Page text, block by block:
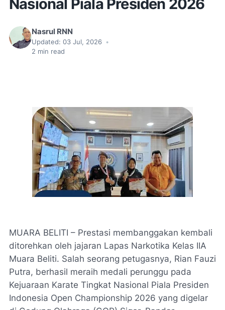
Nasional Piala Presiden 2026
Nasrul RNN
Updated: 03 Jul, 2026 •
2 min read
MUARA BELITI – Prestasi membanggakan kembali
ditorehkan oleh jajaran Lapas Narkotika Kelas IIA
Muara Beliti. Salah seorang petugasnya, Rian Fauzi
Putra, berhasil meraih medali perunggu pada
Kejuaraan Karate Tingkat Nasional Piala Presiden
Indonesia Open Championship 2026 yang digelar